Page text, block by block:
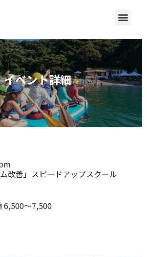
イベント詳細
改善」スピードアップスクール
6,500～7,500